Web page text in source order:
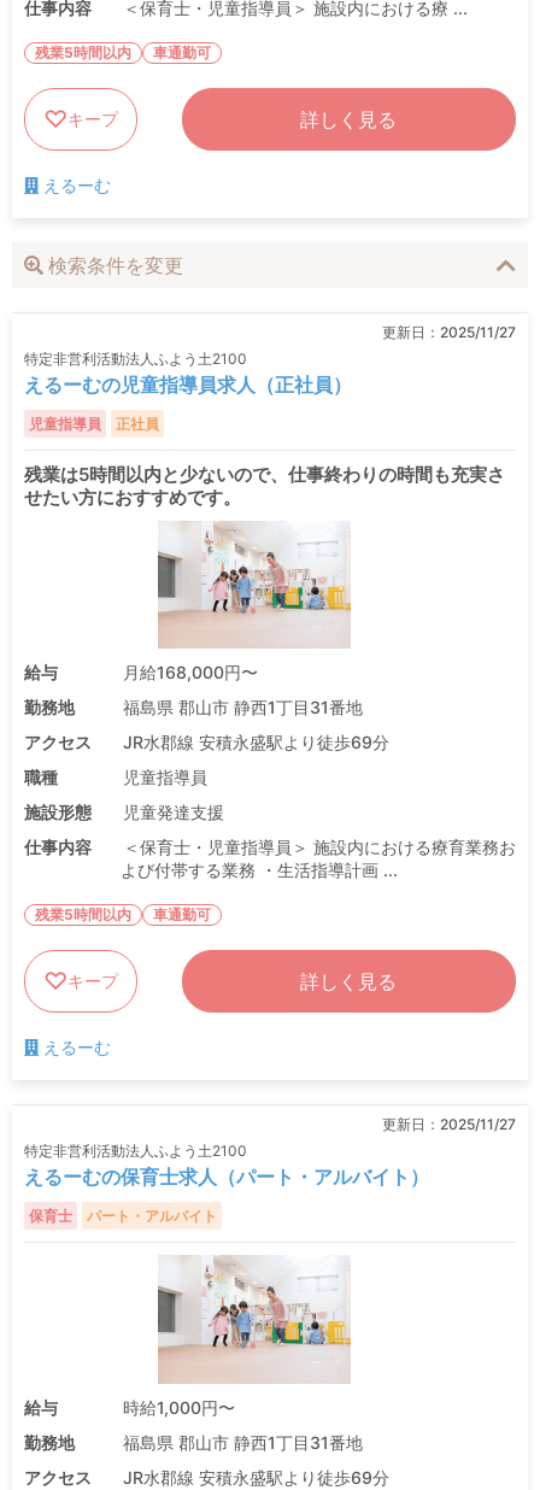
仕事内容
＜保育士・児童指導員＞ 施設内における療 ...
残業5時間以内 車通勤可
キープ 詳しく見る
えるーむ
検索条件を変更
更新日： 2025/11/27
特定非営利活動法人ふよう土2100
えるーむの児童指導員求人（正社員）
児童指導員 正社員
残業は5時間以内と少ないので、仕事終わりの時間も充実さ
せたい方におすすめです。
給与
月給168,000円〜
勤務地
福島県 郡山市 静西1丁目31番地
アクセス
JR水郡線 安積永盛駅より徒歩69分
職種
児童指導員
施設形態
児童発達支援
仕事内容
＜保育士・児童指導員＞ 施設内における療育業務お
よび付帯する業務 ・生活指導計画 ...
残業5時間以内 車通勤可
キープ 詳しく見る
えるーむ
更新日： 2025/11/27
特定非営利活動法人ふよう土2100
えるーむの保育士求人（パート・アルバイト）
保育士 パート・アルバイト
給与
時給1,000円〜
勤務地
福島県 郡山市 静西1丁目31番地
アクセス
JR水郡線 安積永盛駅より徒歩69分